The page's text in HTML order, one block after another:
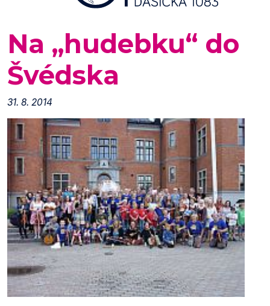
Na „hudebku“ do
Švédska
31. 8. 2014